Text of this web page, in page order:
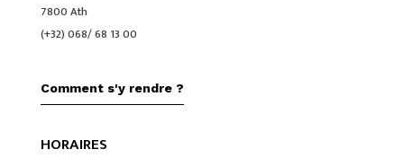
7800 Ath
(+32) 068/ 68 13 00
Comment s'y rendre ?
HORAIRES